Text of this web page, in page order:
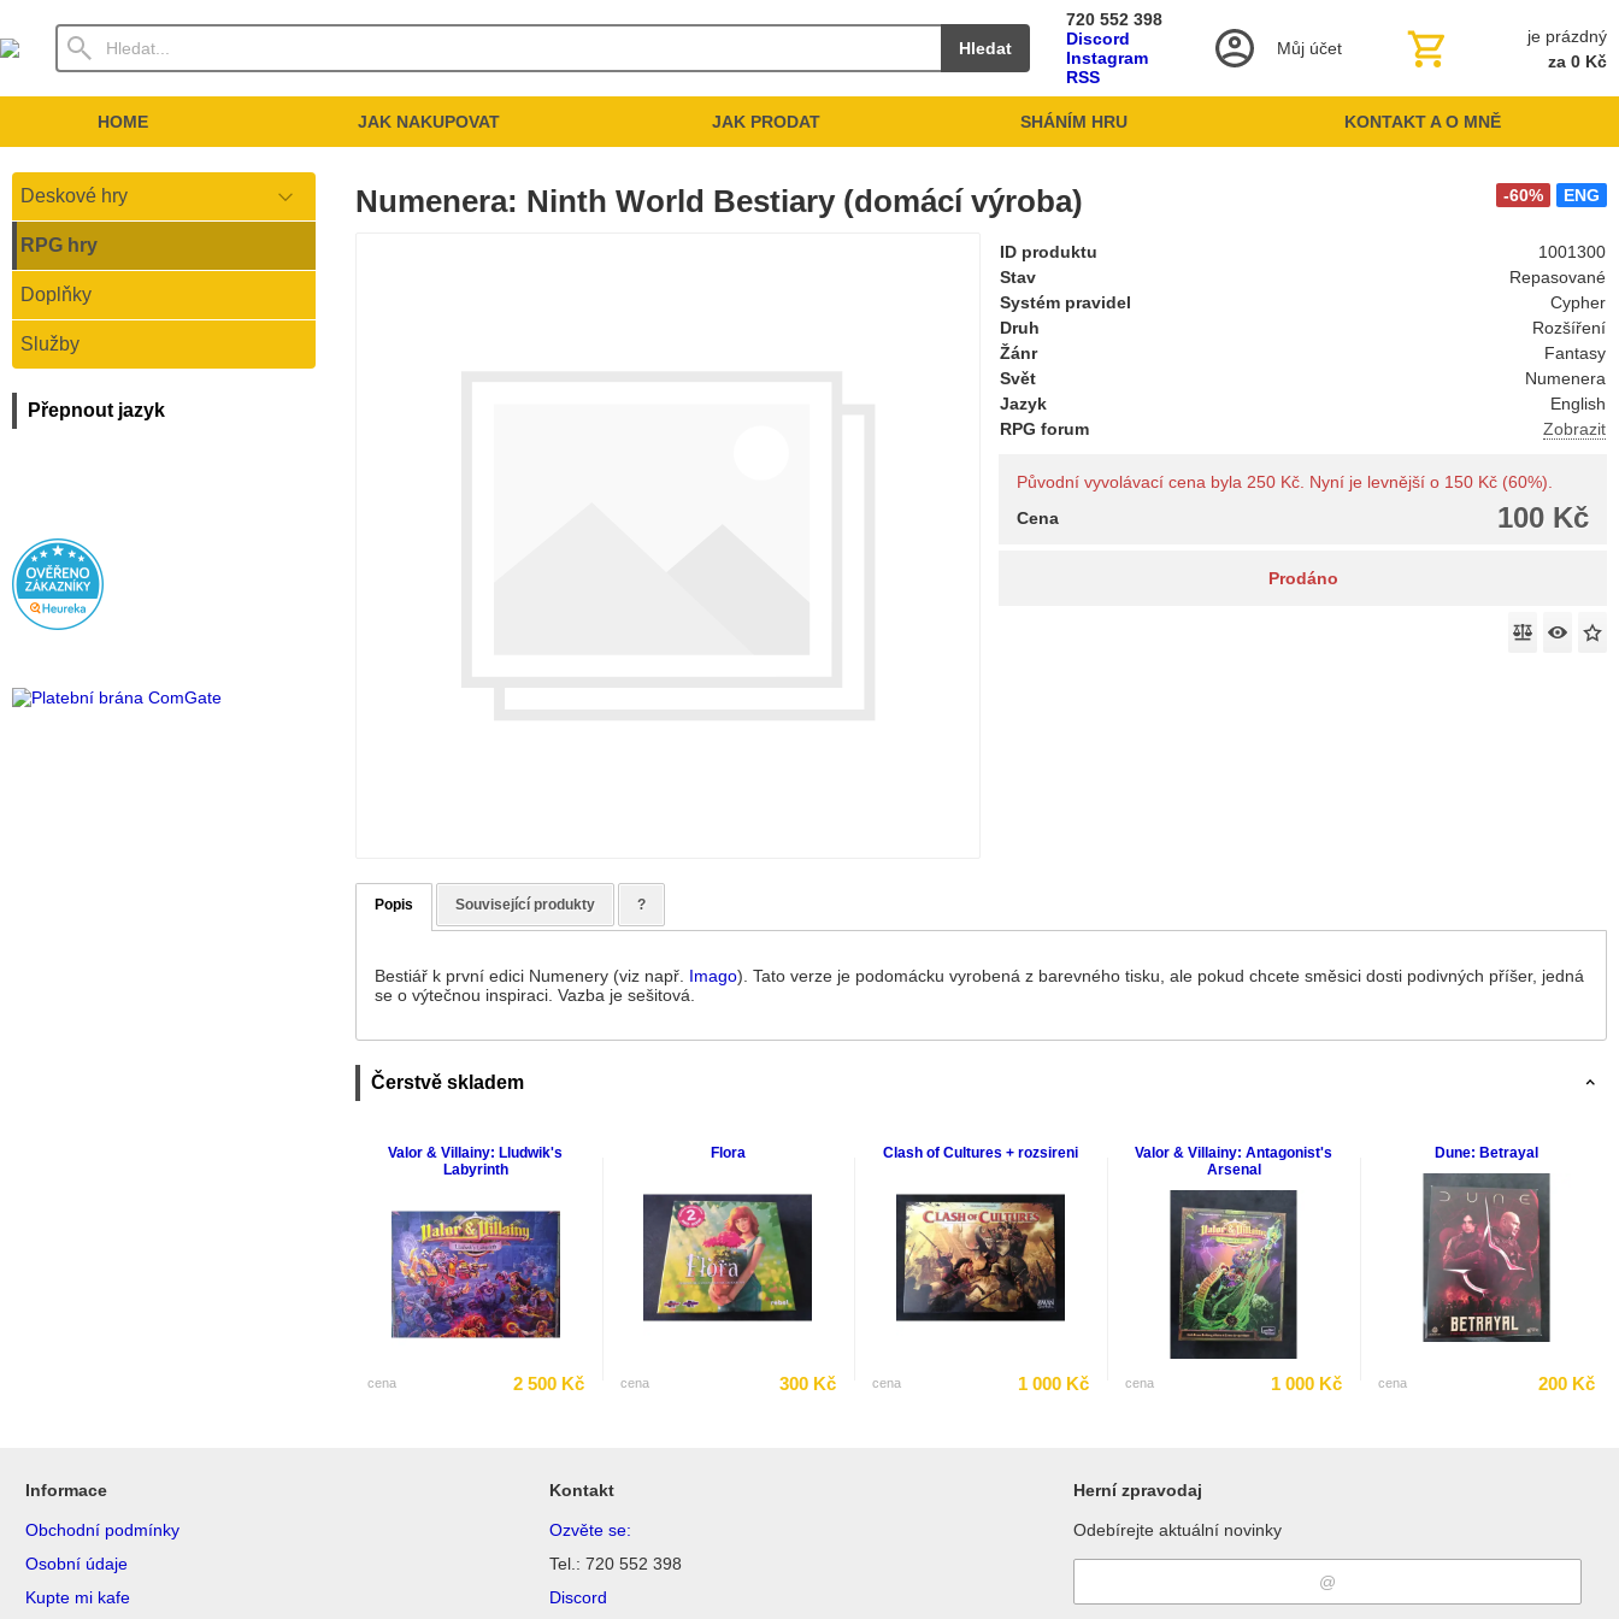
Hledat
720 552 398
Discord
Instagram
RSS
Můj účet
je prázdný
za 0 Kč
HOME JAK NAKUPOVAT JAK PRODAT SHÁNÍM HRU KONTAKT A O MNĚ
Deskové hry
RPG hry
Doplňky
Služby
Přepnout jazyk
ENG
-60%
Numenera: Ninth World Bestiary (domácí výroba)
ID produktu
1001300
Stav
Repasované
Systém pravidel
Cypher
Druh
Rozšíření
Žánr
Fantasy
Svět
Numenera
Jazyk
English
RPG forum
Zobrazit
Původní vyvolávací cena byla 250 Kč. Nyní je levnější o 150 Kč (60%).
100 Kč
Cena
Prodáno
Popis Související produkty ?
Bestiář k první edici Numenery (viz např. Imago). Tato verze je podomácku vyrobená z barevného tisku, ale pokud chcete směsici dosti podivných příšer, jedná
se o výtečnou inspiraci. Vazba je sešitová.
Čerstvě skladem
Valor & Villainy: Lludwik's
Labyrinth
cena 2 500 Kč
Flora
cena 300 Kč
Clash of Cultures + rozsireni
cena 1 000 Kč
Valor & Villainy: Antagonist's
Arsenal
cena 1 000 Kč
Dune: Betrayal
cena 200 Kč
Informace
Obchodní podmínky
Osobní údaje
Kupte mi kafe
Kontakt
Ozvěte se:
Tel.: 720 552 398
Discord
Herní zpravodaj
Odebírejte aktuální novinky